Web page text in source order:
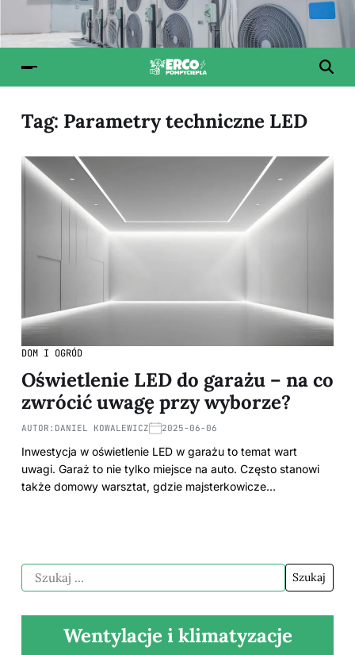
Tag: Parametry techniczne LED
DOM I OGRÓD
Oświetlenie LED do garażu – na co
zwrócić uwagę przy wyborze?
AUTOR: DANIEL KOWALEWICZ 2025-06-06
Inwestycja w oświetlenie LED w garażu to temat wart
uwagi. Garaż to nie tylko miejsce na auto. Często stanowi
także domowy warsztat, gdzie majsterkowicze…
Wentylacje i klimatyzacje